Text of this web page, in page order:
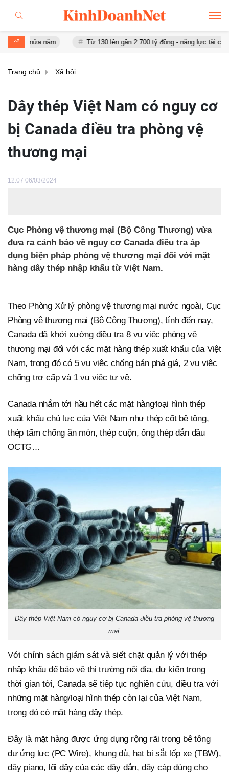
năm Từ 130 lên gần 2.700 tỷ đồng - năng lực tài chính của
Trang chủ Xã hội
Dây thép Việt Nam có nguy cơ
bị Canada điều tra phòng vệ
thương mại
12:07 06/03/2024
Cục Phòng vệ thương mại (Bộ Công Thương) vừa
đưa ra cảnh báo về nguy cơ Canada điều tra áp
dụng biện pháp phòng vệ thương mại đối với mặt
hàng dây thép nhập khẩu từ Việt Nam.
Theo Phòng Xử lý phòng vệ thương mại nước ngoài, Cục
Phòng vệ thương mại (Bộ Công Thương), tính đến nay,
Canada đã khởi xướng điều tra 8 vụ việc phòng vệ
thương mại đối với các mặt hàng thép xuất khẩu của Việt
Nam, trong đó có 5 vụ việc chống bán phá giá, 2 vụ việc
chống trợ cấp và 1 vụ việc tự vệ.
Canada nhắm tới hầu hết các mặt hàng⁄loại hình thép
xuất khẩu chủ lực của Việt Nam như thép cốt bê tông,
thép tấm chống ăn mòn, thép cuộn, ống thép dẫn dầu
OCTG…
Dây thép Việt Nam có nguy cơ bị Canada điều tra phòng vệ thương
mại.
Với chính sách giám sát và siết chặt quản lý với thép
nhập khẩu để bảo vệ thị trường nội địa, dự kiến trong
thời gian tới, Canada sẽ tiếp tục nghiên cứu, điều tra với
những mặt hàng/loại hình thép còn lại của Việt Nam,
trong đó có mặt hàng dây thép.
Đây là mặt hàng được ứng dụng rộng rãi trong bê tông
dự ứng lực (PC Wire), khung dù, hạt bi sắt lốp xe (TBW),
dây piano, lõi dây của các dây dẫn, dây cáp dùng cho